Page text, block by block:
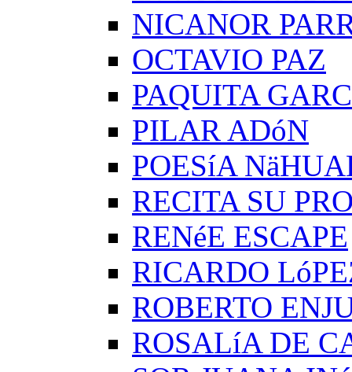
NICANOR
OCTAVIO PAZ
PAQUITA
PILAR ADóN
POESíA
RECITA SU
RENéE ESCAPE
RICARDO
ROBERTO
ROSALíA DE